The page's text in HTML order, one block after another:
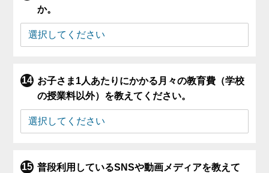
か。
お子さま1人あたりにかかる月々の教育費（学校
の授業料以外）を教えてください。
普段利用しているSNSや動画メディアを教えて